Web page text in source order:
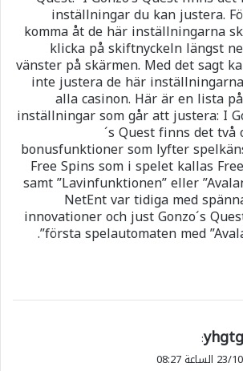
inställningar du kan justera.
komma åt de här inställningarna
klicka på skiftnyckeln längst
vänster på skärmen. Med det sagt
inte justera de här
alla casinon. Här är en lista
inställningar som går att justera: I
´s Quest finns det två
bonusfunktioner som lyfter
Free Spins som i spelet kallas
samt ”Lavinfunktionen” eller
NetEnt var tidiga med
innovationer och just Gonzo´s
första spelautomaten med
:
08:27